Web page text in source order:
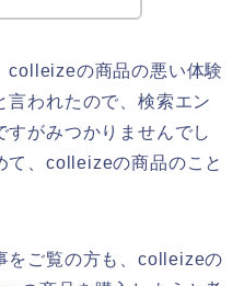
colleizeの商品の悪い体験
言われたので、検索エン
すがみつかりませんでし
て、colleizeの商品のこと
をご覧の方も、colleizeの